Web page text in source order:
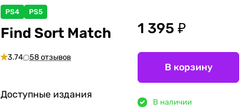
PS4 PS5
Find Sort Match
3.74 58 отзывов
Доступные издания
1 395 ₽
В корзину
В наличии